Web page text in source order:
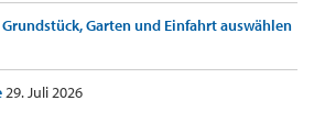
Garten und Einfahrt auswählen
29. Juli 2026